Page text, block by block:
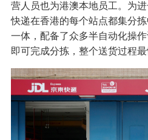
营人员也为港澳本地员工。为
快递在香港的每个站点都集分
一体，配备了众多半自动化操
即可完成分拣，整个送货过程最